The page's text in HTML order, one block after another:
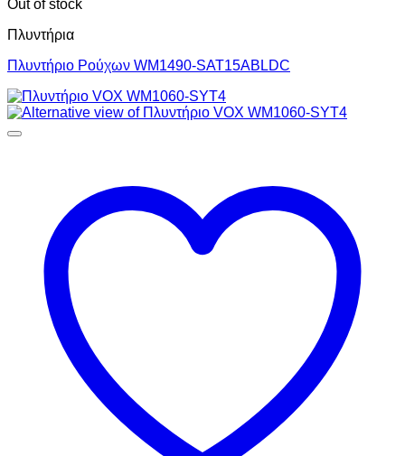
Out of stock
Πλυντήρια
Πλυντήριο Ρούχων WM1490-SAT15ABLDC